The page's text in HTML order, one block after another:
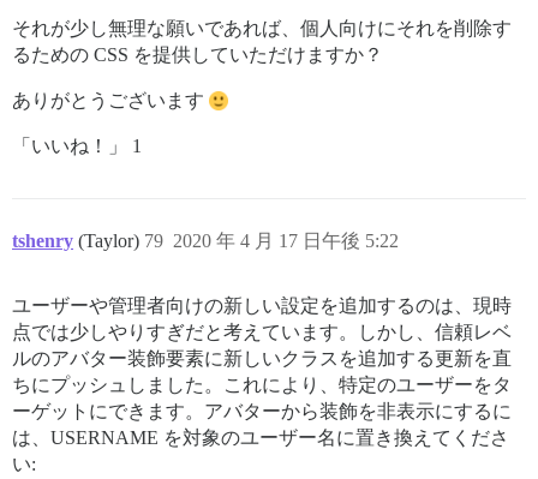
それが少し無理な願いであれば、個人向けにそれを削除す
るための CSS を提供していただけますか？
ありがとうございます
「いいね！」 1
tshenry (Taylor) 2020 年 4 月 17 日午後 5:22
79
ユーザーや管理者向けの新しい設定を追加するのは、現時
点では少しやりすぎだと考えています。しかし、信頼レベ
ルのアバター装飾要素に新しいクラスを追加する更新を直
ちにプッシュしました。これにより、特定のユーザーをタ
ーゲットにできます。アバターから装飾を非表示にするに
は、USERNAME を対象のユーザー名に置き換えてくださ
い: